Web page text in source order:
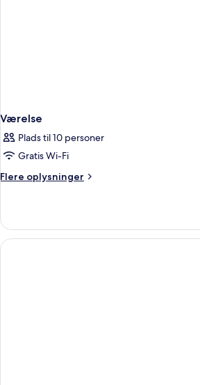
Værelse
Plads til 10 personer
Gratis Wi-Fi
Flere oplysninger
Flere